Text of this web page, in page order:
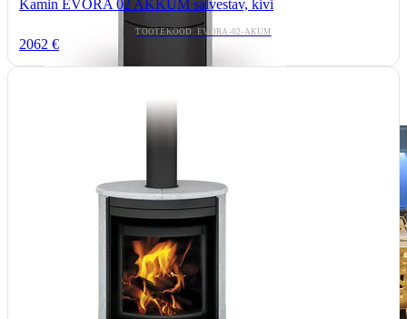
Kamin EVORA 02 AKKUM salvestav, kivi
TOOTEKOOD: EVORA-02-AKUM
2062 €